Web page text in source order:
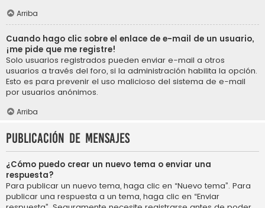
Arriba
Cuando hago clic sobre el enlace de e-mail de un usuario,
¡me pide que me registre!
Solo usuarios registrados pueden enviar e-mail a otros
usuarios a través del foro, si la administración habilita la opción.
Esto es para prevenir el uso malicioso del sistema de e-mail
por usuarios anónimos.
Arriba
Publicación de mensajes
¿Cómo puedo crear un nuevo tema o enviar una
respuesta?
Para publicar un nuevo tema, haga clic en “Nuevo tema”. Para
publicar una respuesta a un tema, haga clic en “Enviar